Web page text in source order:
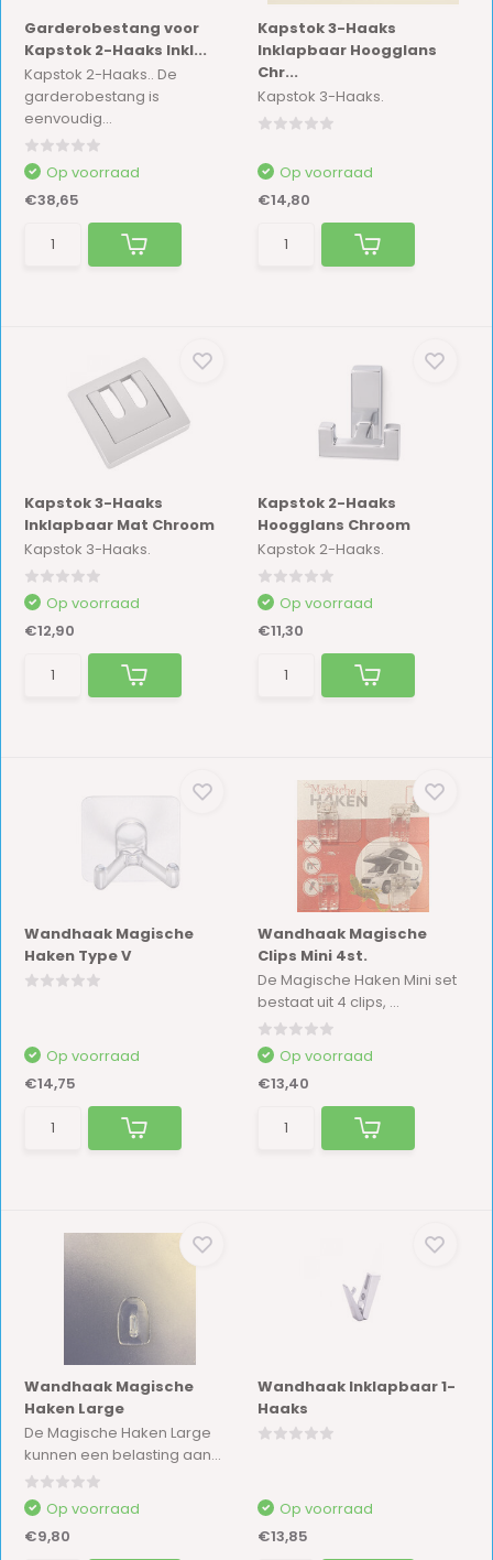
Garderobestang voor
Kapstok 2-Haaks Inkl...
Kapstok 2-Haaks.. De
garderobestang is
eenvoudig...
Op voorraad
€38,65
Kapstok 3-Haaks
Inklapbaar Hoogglans
Chr...
Kapstok 3-Haaks.
Op voorraad
€14,80
Kapstok 3-Haaks
Inklapbaar Mat Chroom
Kapstok 3-Haaks.
Op voorraad
€12,90
Kapstok 2-Haaks
Hoogglans Chroom
Kapstok 2-Haaks.
Op voorraad
€11,30
Wandhaak Magische
Haken Type V
Op voorraad
€14,75
Wandhaak Magische
Clips Mini 4st.
De Magische Haken Mini set
bestaat uit 4 clips, ...
Op voorraad
€13,40
Wandhaak Magische
Haken Large
De Magische Haken Large
kunnen een belasting aan...
Op voorraad
€9,80
Wandhaak Inklapbaar 1-
Haaks
Op voorraad
€13,85